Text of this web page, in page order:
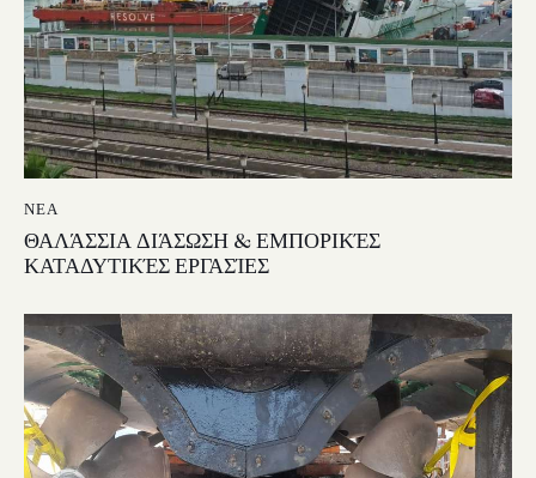
ΝΈΑ
ΘΑΛΆΣΣΙΑ ΔΙΆΣΩΣΗ & ΕΜΠΟΡΙΚΈΣ
ΚΑΤΑΔΥΤΙΚΈΣ ΕΡΓΑΣΊΕΣ